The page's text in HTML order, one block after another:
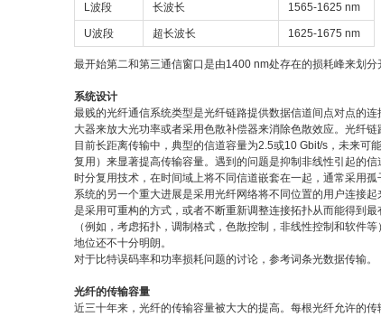
L波段 长波长 1565-1625 nm
U波段 超长波长 1625-1675 nm
最开始第二和第三通信窗口是由1400 nm处存在的损耗峰来划
系统设计
最贱的光纤通信系统类型是光纤链路提供数据信道间点对点的
大器来放大光功率或者采用色散补偿器来消除色散效应。光纤链
目前长距离传输中，典型的信道容量为2.5或10 Gbit/s，未来
复用）来显著提高传输容量。遇到的问题是抑制非线性引起的
时分复用技术，在时间域上将不同信道嵌套在一起，通常采用
系统的另一个重大进展是采用光纤网络将不同位置的用户连接
是采用可重构的方式，或者不断重新调整连接拓扑从而能得到
（例如，考虑拓扑，调制格式，色散控制，非线性控制和软件
地位还不十分明朗。
对于比特误码率和功率损耗问题的讨论，参考词条光数据传输。
光纤的传输容量
近三十年来，光纤的传输容量被大大的提高。每根光纤允许的